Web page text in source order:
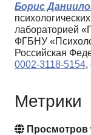
Борис
лабораторией
ФГБНУ
Российская
0002-3118-5154,
Метрики
Просмотров